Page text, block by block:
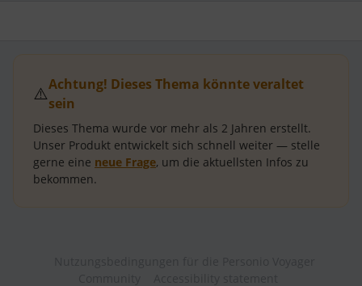
⚠️Achtung! Dieses Thema könnte veraltet
sein
Dieses Thema wurde vor mehr als 2 Jahren erstellt.
Unser Produkt entwickelt sich schnell weiter — stelle
gerne eine neue Frage, um die aktuellsten Infos zu
bekommen.